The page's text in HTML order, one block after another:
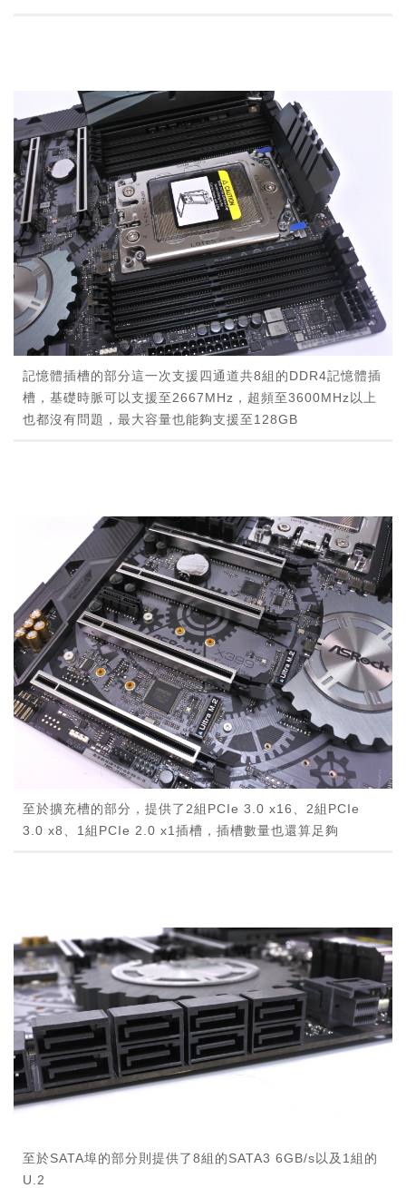
記憶體插槽的部分這一次支援四通道共8組的DDR4記憶體插
槽，基礎時脈可以支援至2667MHz，超頻至3600MHz以上
也都沒有問題，最大容量也能夠支援至128GB
至於擴充槽的部分，提供了2組PCIe 3.0 x16、2組PCIe
3.0 x8、1組PCIe 2.0 x1插槽，插槽數量也還算足夠
至於SATA埠的部分則提供了8組的SATA3 6GB/s以及1組的
U.2